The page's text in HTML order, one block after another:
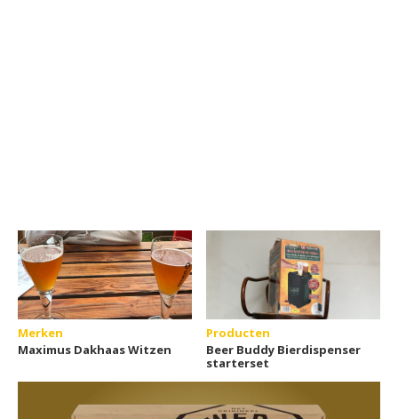
Merken
Maximus Dakhaas Witzen
Producten
Beer Buddy Bierdispenser
starterset